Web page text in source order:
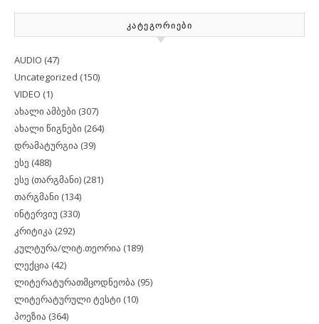
ᲙᲐᲢᲔᲒᲝᲠᲘᲔᲑᲘ
AUDIO (47)
Uncategorized (150)
VIDEO (1)
ახალი ამბები (307)
ახალი წიგნები (264)
დრამატურგია (39)
ესე (488)
ესე (თარგმანი) (281)
თარგმანი (134)
ინტერვიუ (330)
კრიტიკა (292)
კულტურა/ლიტ.თეორია (189)
ლექცია (42)
ლიტერატურათმცოდნეობა (95)
ლიტერატურული ტესტი (10)
პოეზია (364)